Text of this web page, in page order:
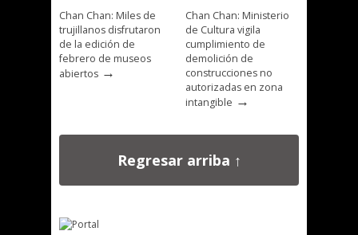
Chan Chan: Miles de
trujillanos disfrutaron
de la edición de
febrero de museos
abiertos →
Chan Chan: Ministerio
de Cultura vigila
cumplimiento de
demolición de
construcciones no
autorizadas en zona
intangible →
Regresar arriba ↑